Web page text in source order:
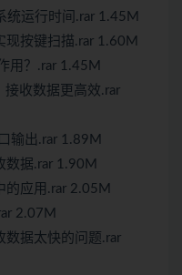
统运行时间.rar 1.45M
现按键扫描.rar 1.60M
用？.rar 1.45M
收数据更高效.rar
输出.rar 1.89M
数据.rar 1.90M
的应用.rar 2.05M
2.07M
数据太快的问题.rar